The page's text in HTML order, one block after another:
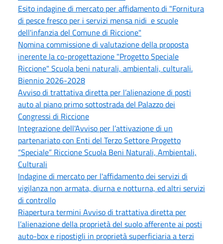
Esito indagine di mercato per affidamento di "Fornitura
di pesce fresco per i servizi mensa nidi e scuole
dell'infanzia del Comune di Riccione"
Nomina commissione di valutazione della proposta
inerente la co-progettazione "Progetto Speciale
Riccione" Scuola beni naturali, ambientali, culturali.
Biennio 2026-2028
Avviso di trattativa diretta per l’alienazione di posti
auto al piano primo sottostrada del Palazzo dei
Congressi di Riccione
Integrazione dell'Avviso per l’attivazione di un
partenariato con Enti del Terzo Settore Progetto
“Speciale” Riccione Scuola Beni Naturali, Ambientali,
Culturali
Indagine di mercato per l'affidamento dei servizi di
vigilanza non armata, diurna e notturna, ed altri servizi
di controllo
Riapertura termini Avviso di trattativa diretta per
l’alienazione della proprietà del suolo afferente ai posti
auto-box e ripostigli in proprietà superficiaria a terzi